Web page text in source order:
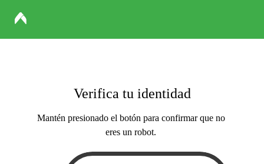
Verifica tu identidad
Mantén presionado el botón para confirmar que no
eres un robot.